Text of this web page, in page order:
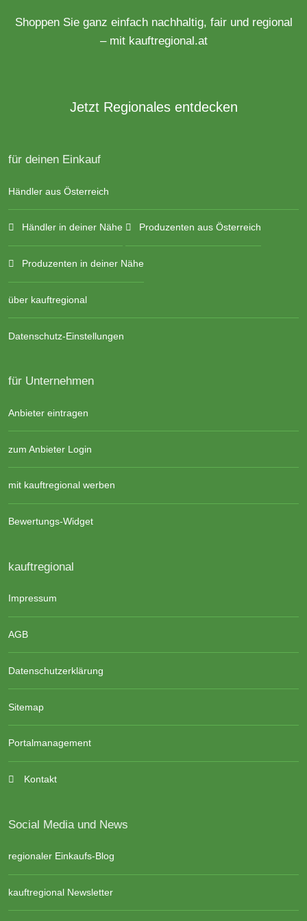
Shoppen Sie ganz einfach nachhaltig, fair und regional
– mit kauftregional.at
Jetzt Regionales entdecken
für deinen Einkauf
Händler aus Österreich
Händler in deiner Nähe Produzenten aus Österreich
Produzenten in deiner Nähe
über kauftregional
Datenschutz-Einstellungen
für Unternehmen
Anbieter eintragen
zum Anbieter Login
mit kauftregional werben
Bewertungs-Widget
kauftregional
Impressum
AGB
Datenschutzerklärung
Sitemap
Portalmanagement
Kontakt
Social Media und News
regionaler Einkaufs-Blog
kauftregional Newsletter